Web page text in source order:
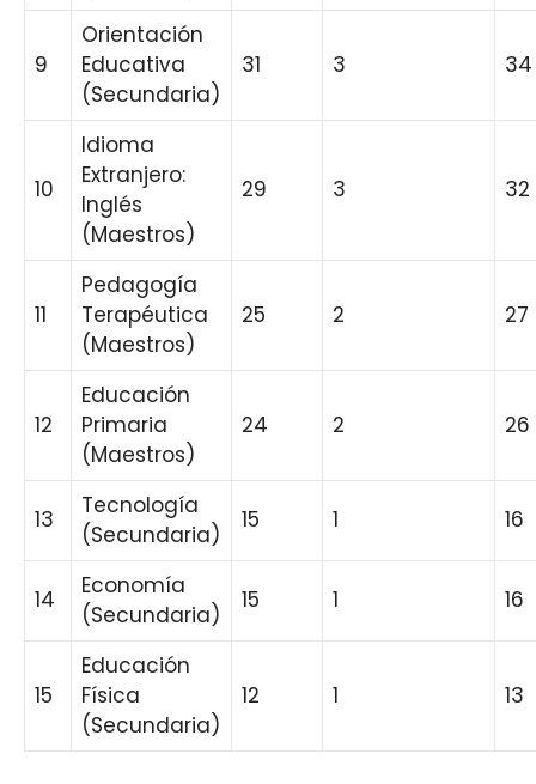
9
Orientación
Educativa
(Secundaria)
31 3 34
10
Idioma
Extranjero:
Inglés
(Maestros)
29 3 32
11
Pedagogía
Terapéutica
(Maestros)
25 2 27
12
Educación
Primaria
(Maestros)
24 2 26
13
Tecnología
(Secundaria)
15 1 16
14
Economía
(Secundaria)
15 1 16
15
Educación
Física
(Secundaria)
12 1 13